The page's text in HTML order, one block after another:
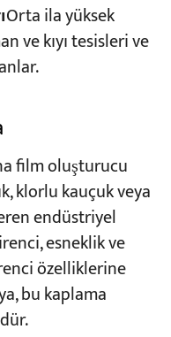
Orta ila yüksek
ve kıyı tesisleri ve
film oluşturucu
klorlu kauçuk veya
endüstriyel
esneklik ve
özelliklerine
bu kaplama